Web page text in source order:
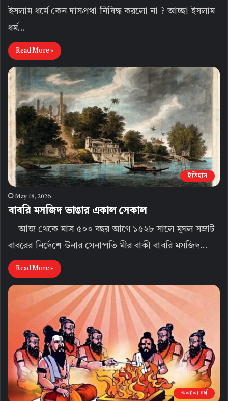
ইসলাম ধর্মে কেন দাসপ্রথা নিষিদ্ধ করলো না ? আচ্ছা ইসলাম
ধর্ম…
Read More »
ইতিহাস
May 18, 2026
বাবরি মসজিদ ভাঙার একাল সেকাল
আজ থেকে মাত্র ৫০০ বছর আগে ১৫২৮ সালে মুঘল সম্রাট
বাবরের নির্দেশে উনার সেনাপতি মীর বাকী বাবরি মসজিদ…
Read More »
অন্যান্য ধর্ম